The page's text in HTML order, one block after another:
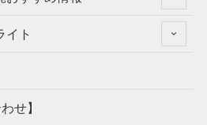
イト
せ】